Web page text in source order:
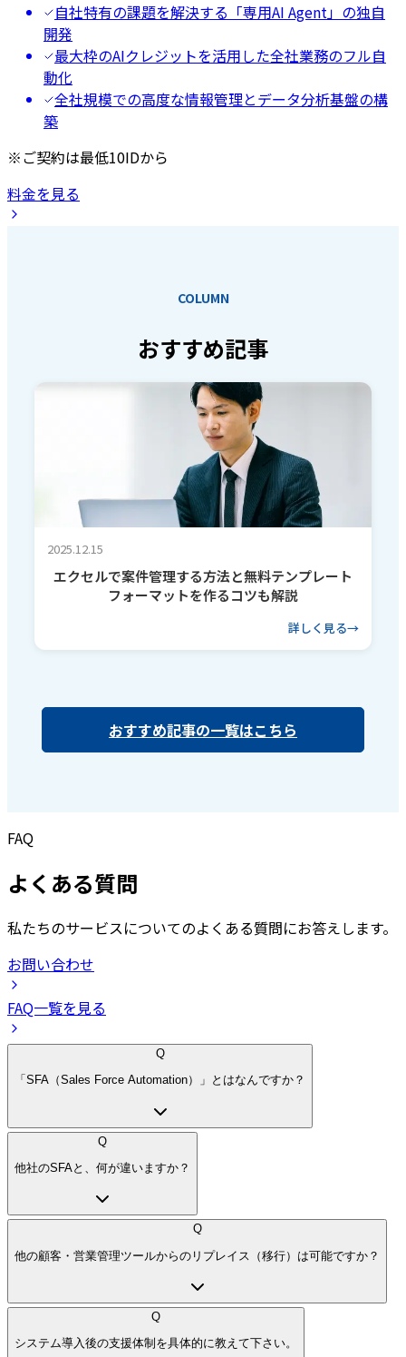
自社特有の課題を解決する「専用AI Agent」の独自
開発
最大枠のAIクレジットを活用した全社業務のフル自
動化
全社規模での高度な情報管理とデータ分析基盤の構
築
※ご契約は最低10IDから
料金を見る
COLUMN
おすすめ記事
2025.12.15
エクセルで案件管理する方法と無料テンプレート
フォーマットを作るコツも解説
詳しく見る
おすすめ記事の一覧はこちら
FAQ
よくある質問
私たちのサービスについてのよくある質問にお答えします。
お問い合わせ
FAQ一覧を見る
Q
「SFA（Sales Force Automation）」とはなんですか？
Q
他社のSFAと、何が違いますか？
Q
他の顧客・営業管理ツールからのリプレイス（移行）は可能ですか？
Q
システム導入後の支援体制を具体的に教えて下さい。